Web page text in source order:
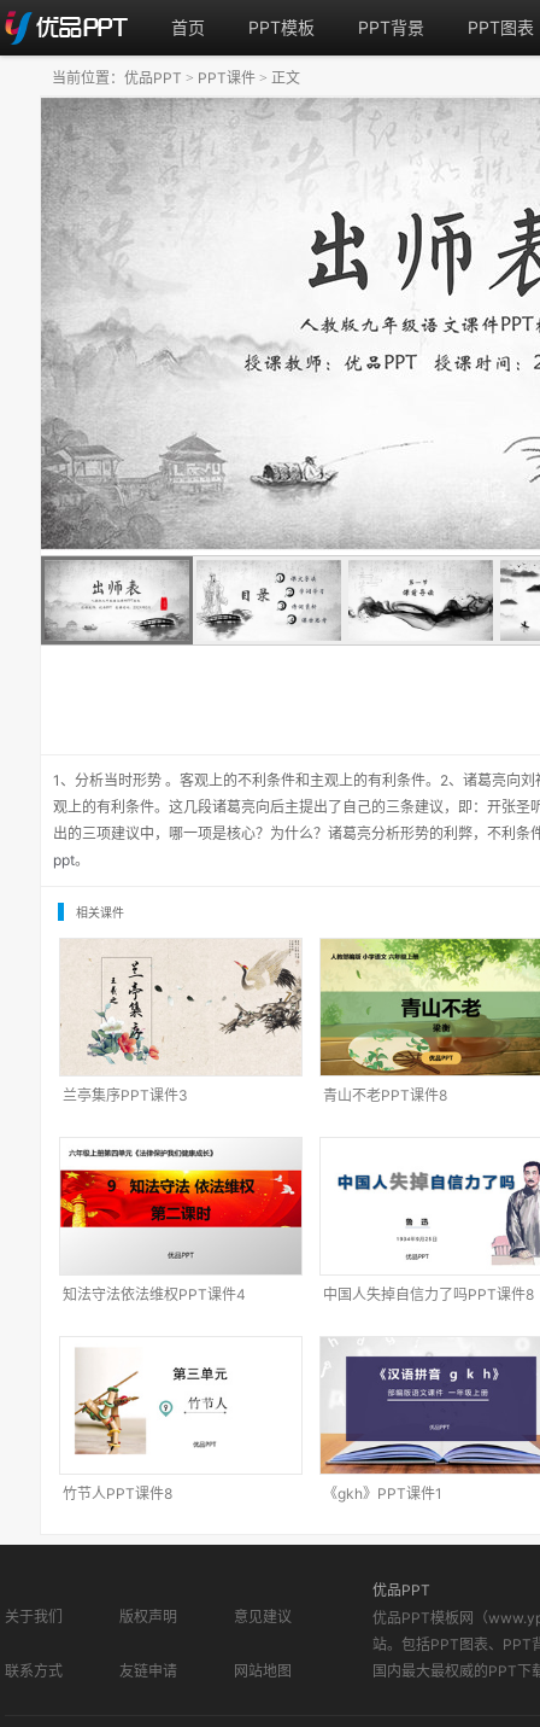
首页 PPT模板 PPT背景 PPT图表
1、分析当时形势 。客观上的不利条件和主观上的有利条件。2、诸葛亮向
观上的有利条件。这几段诸葛亮向后主提出了自己的三条建议，即：开张
出的三项建议中，哪一项是核心？为什么？诸葛亮分析形势的利弊，不利条
ppt。
当前位置： 优品PPT > PPT课件 > 正文
相关课件
兰亭集序PPT课件3 青山不老PPT课件8
知法守法依法维权PPT课件4 中国人失掉自信力了吗PPT课件8
竹节人PPT课件8 《gkh》PPT课件1
关于我们 版权声明 意见建议
联系方式 友链申请 网站地图
优品PPT
优品PPT模板网（
站。包括PPT图表、PPT
国内最大最权威的PPT下